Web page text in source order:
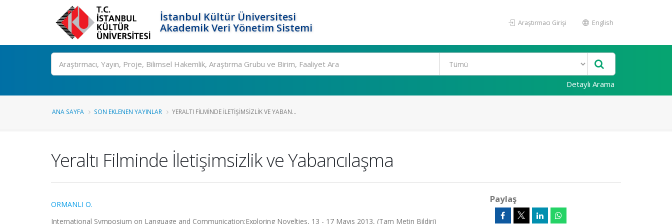
İstanbul Kültür Üniversitesi
Akademik Veri Yönetim Sistemi
Araştırmacı Girişi English
Ara
Detaylı Arama
ANA SAYFA SON EKLENEN YAYINLAR YERALTI FILMINDE İLETIŞIMSIZLIK VE YABAN...
Yeraltı Filminde İletişimsizlik ve Yabancılaşma
ORMANLI O.
International Symposium on Language and Communication:Exploring Novelties, 13 - 17 Mayıs 2013, (Tam Metin Bildiri)
Paylaş